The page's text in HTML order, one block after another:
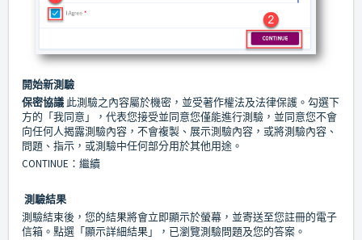
開始新測驗
保密協議此測驗之內容屬於機密，並受著作權法及法律保護。勾選下
方的「我同意」，代表您接受並同意您僅能進行測驗，並同意您不會
向任何人揭露測驗內容，不會複製、展示測驗內容，或將測驗內容、
問題、指示，或測驗中任何部分用於其他用途。
CONTINUE：繼續
測驗結果
測驗結束後，您的結果將會立即顯示於螢幕，並寄送至您註冊的電子
信箱。點選「顯示詳細結果」，已瀏覽測驗問題及您的答案。